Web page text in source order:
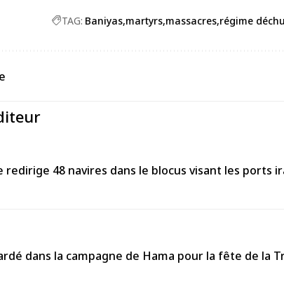
TAG: Baniyas martyrs massacres régime déchu
redirige 48 navires dans le blocus visant les ports
dans la campagne de Hama pour la fête de la